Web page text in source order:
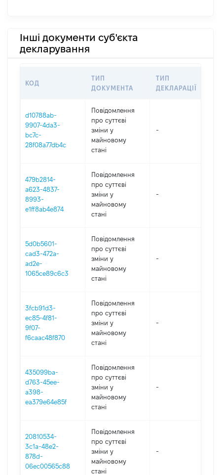
Інші документи суб'єкта
декларування
КОД
ТИП
ДОКУМЕНТА
ТИП
ДЕКЛАРАЦІЇ
d10788ab-
9907-4da3-
bc7c-
28f08a77db4c
Повідомлення
про суттєві
зміни y
майновому
стані
-
479b2814-
a623-4837-
8993-
e1ff8ab4e874
Повідомлення
про суттєві
зміни y
майновому
стані
-
5d0b5601-
cad3-472a-
ad2e-
1065ce89c6c3
Повідомлення
про суттєві
зміни y
майновому
стані
-
3fcb91d3-
ec85-4f81-
9f07-
f6caac48f870
Повідомлення
про суттєві
зміни y
майновому
стані
-
435099ba-
d763-45ee-
a398-
ea379e64e85f
Повідомлення
про суттєві
зміни y
майновому
стані
-
20810534-
3c1a-48e2-
878d-
06ec00565c88
Повідомлення
про суттєві
зміни y
майновому
стані
-